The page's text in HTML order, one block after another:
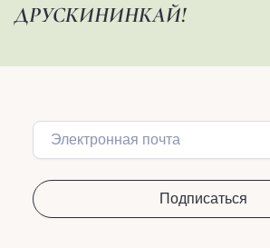
ДРУСКИНИНКАЙ!